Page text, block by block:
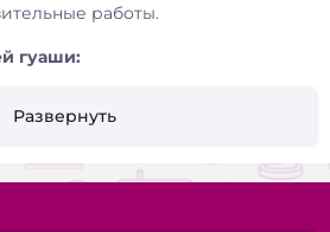
работы.
гуаши:
что обеспечивает
Развернуть